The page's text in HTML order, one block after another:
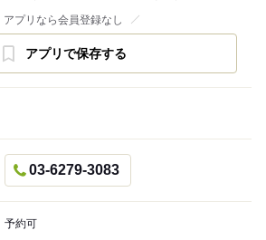
アプリなら会員登録なし
アプリで保存する
03-6279-3083
予約可